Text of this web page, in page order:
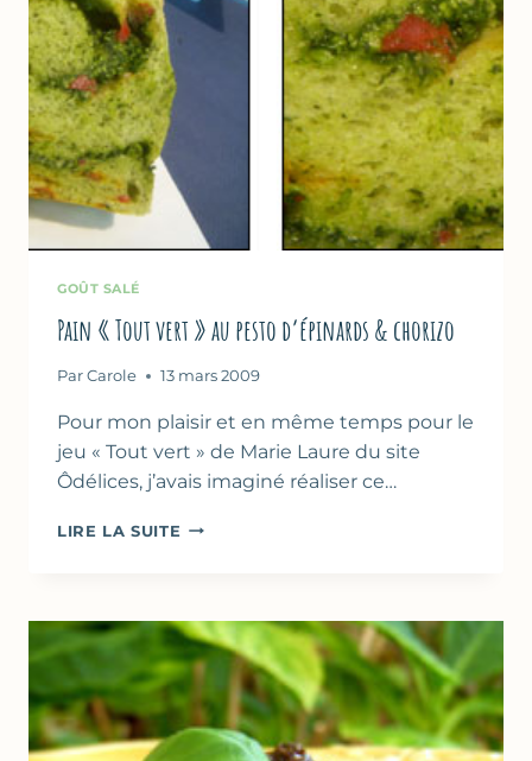
GOÛT SALÉ
Pain « Tout vert » au pesto d’épinards & chorizo
Par Carole 13 mars 2009
Pour mon plaisir et en même temps pour le
jeu « Tout vert » de Marie Laure du site
Ôdélices, j’avais imaginé réaliser ce…
LIRE LA SUITE PAIN
PESTO
D’ÉPINARDS
&
CHORIZO